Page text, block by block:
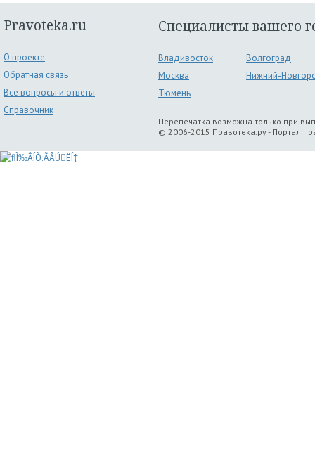
Pravoteka.ru
О проекте
Обратная связь
Все вопросы и ответы
Справочник
Специалисты вашего
Владивосток
Волгоград
Москва
Нижний-
Тюмень
Перепечатка возможна только при
© 2006-2015 Правотека.ру - Портал